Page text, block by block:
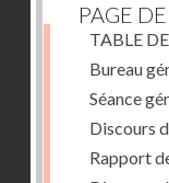
PAGE
TABLE
Bureau
Séance
Discours
Rapport